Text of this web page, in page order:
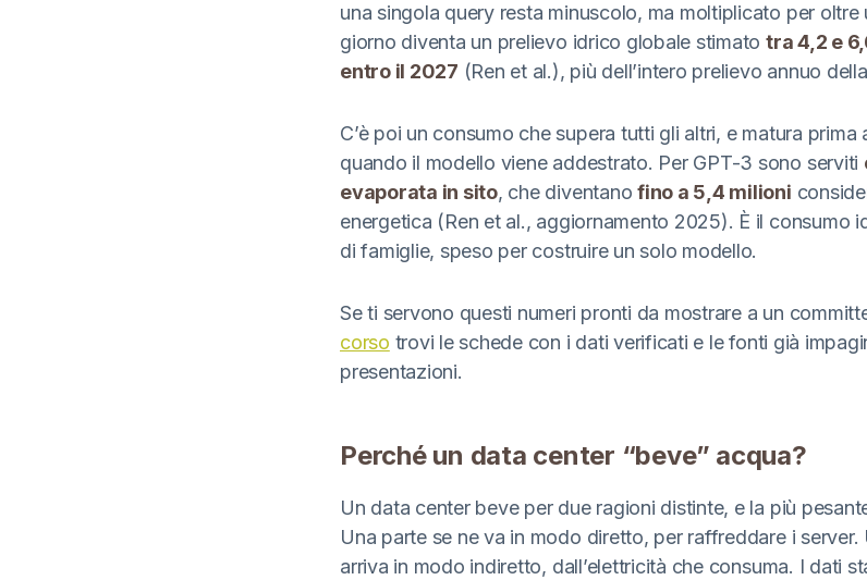
una singola query resta minuscolo, ma moltiplicato per oltre
giorno diventa un prelievo idrico globale stimatotra 4,2 e
entro il 2027 (Ren et al.), più dell’intero prelievo annuo
C’è poi un consumo che supera tutti gli altri, e matura
quando il modello viene addestrato. Per GPT-3 sono serviti
evaporata in sito, che diventanofino a 5,4 milioni
energetica (Ren et al., aggiornamento 2025). È il consumo
di famiglie, speso per costruire un solo modello.
Se ti servono questi numeri pronti da mostrare a un
corso trovi le schede con i dati verificati e le fonti già
presentazioni.
Perché un data center “beve” acqua?
Un data center beve per due ragioni distinte, e la più
Una parte se ne va in modo diretto, per raffreddare i server.
arriva in modo indiretto, dall’elettricità che consuma. I dati